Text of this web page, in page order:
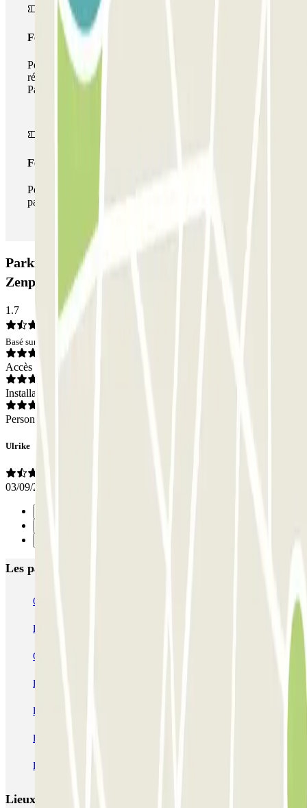
Forfait de stationnement multiple
Pendant votre séjour, vous pouvez utiliser l'ensemble du
réseau de parkings de cet opérateur disponible sur
Parclick.
Forfait illimité
Pendant votre séjour, vous pouvez entrer et sortir du
parking aussi souvent que vous le souhaitez.
Parking Appart'City - Part Dieu-Bir Hakeim
Zenpark: Avis
1.7
Basé sur 1 avis
Accès
Installations
Personnel
Ulrike
03/09/2025
Les parkings les mieux notés à Lyon
Opéra Lyon INDIGO
ECTOR - Service Voiturier - Aéroport Lyon T1
Garage Bellecour - Place Gailleton
ECTOR - Service Voiturier - Gare de Lyon Part-Dieu
Blue Valet - Aéroport de Lyon Saint-Exupéry (LYS)
Blue Valet - Gare TGV Lyon Saint-Exupéry
Flypark Lyon - Aéroport Saint-Exupéry
Lieux et événements intéressants à